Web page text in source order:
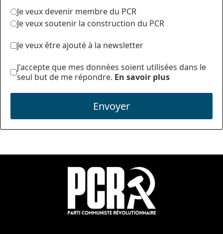
Je veux devenir membre du PCR
Je veux soutenir la construction du PCR
Je veux être ajouté à la newsletter
J'accepte que mes données soient utilisées dans le
seul but de me répondre. En savoir plus
Envoyer